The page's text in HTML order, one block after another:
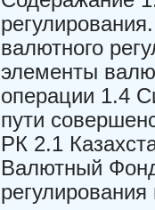
валютного
элементы
операции 1.4
пути
РК 2.1
Валютный